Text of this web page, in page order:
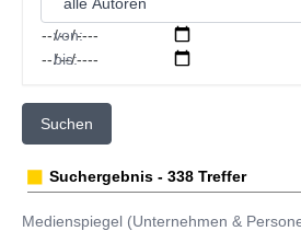
von:
bis:
Suchen
Suchergebnis - 338 Treffer
Medienspiegel (Unternehmen &